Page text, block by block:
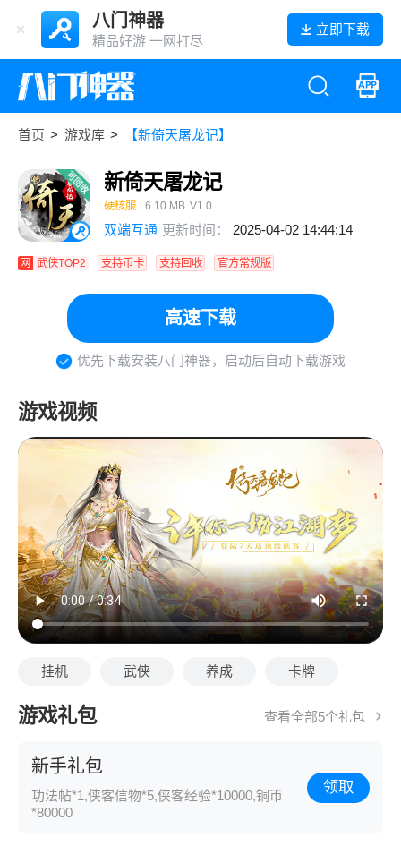
八门神器
精品好游 一网打尽
立即下载
首页 > 游戏库 > 【新倚天屠龙记】
新倚天屠龙记
硬核服 6.10 MB V1.0
双端互通 更新时间： 2025-04-02 14:44:14
网 武侠TOP2 支持币卡 支持回收 官方常规版
高速下载
优先下载安装八门神器，启动后自动下载游戏
游戏视频
挂机 武侠 养成 卡牌
游戏礼包 查看全部5个礼包
新手礼包
功法帖*1,侠客信物*5,侠客经验*10000,铜币
*80000
领取